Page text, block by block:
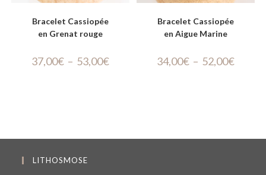
Bracelet Cassiopée
en Grenat rouge
37,00€ – 53,00€
Bracelet Cassiopée
en Aigue Marine
34,00€ – 52,00€
LITHOSMOSE